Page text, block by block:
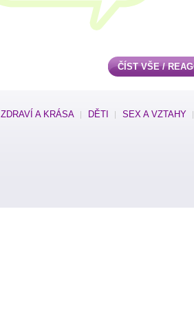
ČÍST VŠE /
ZDRAVÍ A KRÁSA DĚTI SEX A VZTAHY